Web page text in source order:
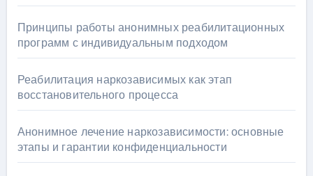
Принципы работы анонимных реабилитационных
программ с индивидуальным подходом
Реабилитация наркозависимых как этап
восстановительного процесса
Анонимное лечение наркозависимости: основные
этапы и гарантии конфиденциальности